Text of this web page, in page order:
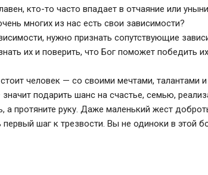
кто-то часто впадает в отчаяние или
многих из нас есть свои зависимости?
нужно признать сопутствующие
их и поверить, что Бог поможет победить
человек — со своими мечтами, талантами
подарить шанс на счастье, семью,
а протяните руку. Даже маленький жест
шаг к трезвости. Вы не одиноки в этой